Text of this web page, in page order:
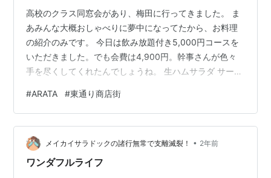
高校のクラス同窓会があり、梅田に行ってきました。 ま
あみんな大概おしゃべりに夢中になってたから、お料理
の紹介のみです。 今日は飲み放題付き5,000円コースを
いただきました。でも会費は4,900円。幹事さんが色々
手を尽くしてくれたんでしょうね。 生ハムサラダ サーモ
リータ 牛肩ロースステーキ 鶏ポルチーニのパスタ ドル
チェはブラウニーでした。 お料理はどれも美味しかった
です。
#ARATA #東通り商店街
メイカイサラドックの諸行無常で支離滅裂！ • 2年前
ワンダフルライフ